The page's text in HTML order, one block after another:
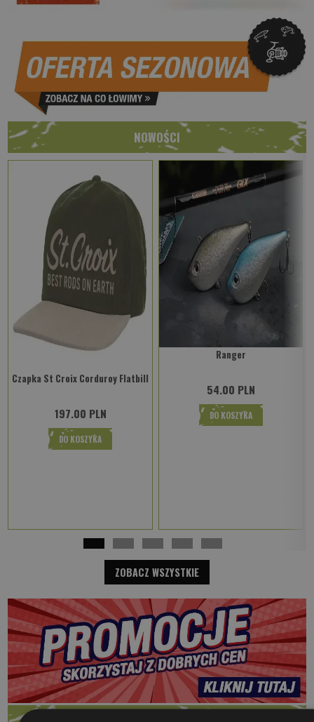
NOWOŚCI
Czapka St Croix Corduroy Flatbill
197.00 PLN
DO KOSZYKA
Ranger
54.00 PLN
DO KOSZYKA
ZOBACZ WSZYSTKIE